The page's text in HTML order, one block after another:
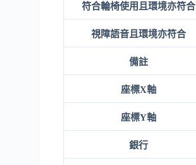
符合輪椅使用且環境亦符合
視障語音且環境亦符合
備註
座標X軸
座標Y軸
銀行